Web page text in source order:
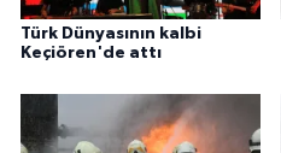
Türk Dünyasının kalbi
Keçiören'de attı